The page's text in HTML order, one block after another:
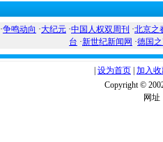
·争鸣动向 ·大纪元 ·中国人权双周刊 ·北京之
台 ·新世纪新闻网 ·德国
设为首页 加入
Copyright ©
网址